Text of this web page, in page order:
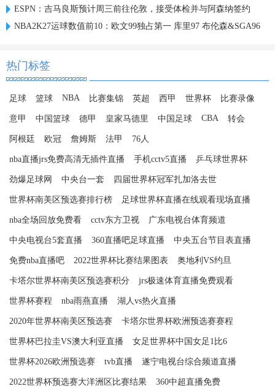
ESPN：吉马良斯预计周三前往伦敦，接受体检并与阿森纳签约
NBA2K27运球数值前10：欧文99独占第一 库里97 布伦森&SGA96
热门标签
足球 篮球 NBA 比赛集锦 英超 西甲 世界杯 比赛录像
意甲 中国篮球 德甲 皇家马德里 中国足球 CBA 转会
阿根廷 欧冠 詹姆斯 法甲 76人
nba直播jrs免费高清无插件直播 手机cctv5直播 乒乓球世界杯
劲爆足球网 中央台一套 四届世界杯冠军扎加洛去世
世界杯南美区预选赛排行榜 足球世界杯直播在线观看现场直播
nba全场回放免费看 cctv东方卫视 广东电视台体育频道
中央电视台5套直播 360直播吧足球直播 中央五台节目表直播
免费nba直播吧 2022世界杯比赛结果图表 奥地利VS约旦
卡塔尔世界杯南美区预选赛积分 jrs极速体育直播免费观看
世界杯赛程 nba雨燕直播 湖人vs热火直播
2020年世界杯南美区预选赛 卡塔尔世界杯欧洲预选赛赛程
世界杯巴拉圭VS澳大利亚直播 女足世界杯中国女足1比6
世界杯2026欧洲预选赛 tvb直播 遂宁电视台综合频道直播
2022世界杯预选赛大洋洲区比赛结果 360中超直播免费